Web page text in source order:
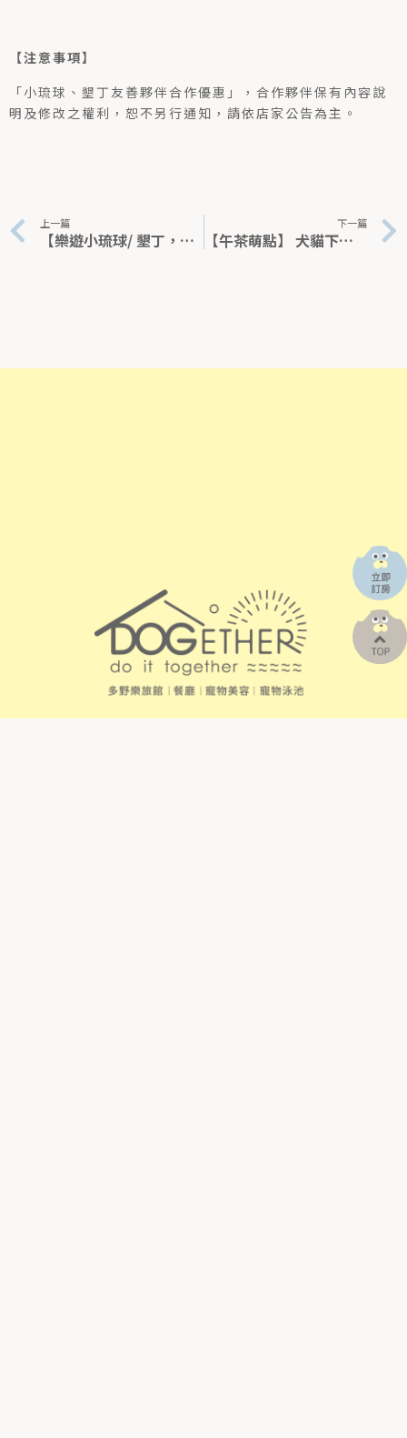
【注意事項】
「小琉球、墾丁友善夥伴合作優惠」，合作夥伴保有內容說
明及修改之權利，恕不另行通知，請依店家公告為主。
上一篇
【樂遊小琉球/ 墾丁，多野樂＋1】寵物友善中繼站專案｜高雄寵物友善旅館推薦
下一篇
【午茶萌點】 犬貓下午茶